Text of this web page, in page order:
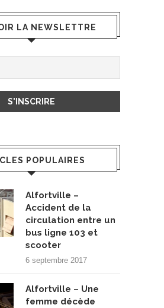
LA NEWSLETTRE
POPULAIRES
Alfortville –
Accident de la
circulation entre un
bus ligne 103 et
scooter
6 septembre 2017
Alfortville – Une
femme décède